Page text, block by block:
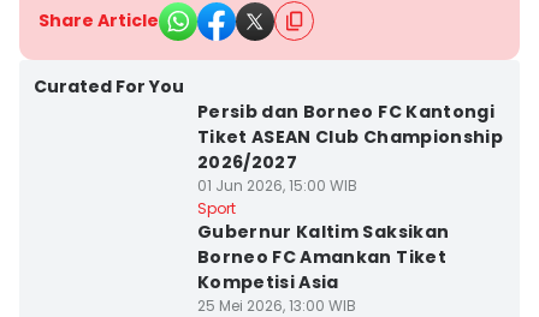
Share Article
Curated For You
Persib dan Borneo FC Kantongi
Tiket ASEAN Club Championship
2026/2027
01 Jun 2026, 15:00 WIB
Sport
Gubernur Kaltim Saksikan
Borneo FC Amankan Tiket
Kompetisi Asia
25 Mei 2026, 13:00 WIB